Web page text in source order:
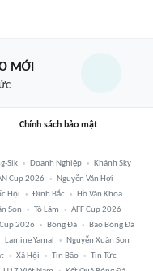
MỚI
Chính sách bảo mật
Sik Doanh Nghiệp
Khánh Sky
Cup 2026
Nguyễn Văn Hợi
Hội Đình Bắc
Hồ Văn Khoa
Son Tô Lâm
AFF Cup 2026
2026 Bóng Đá
Báo Bóng Đá
Lamine Yamal
Nguyễn Xuân Son
Xã Hội Tin Bão
Tin Tức